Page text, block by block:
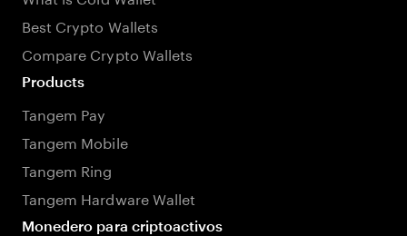
Best Crypto Wallets
Compare Crypto Wallets
Products
Tangem Pay
Tangem Mobile
Tangem Ring
Tangem Hardware Wallet
Monedero para criptoactivos